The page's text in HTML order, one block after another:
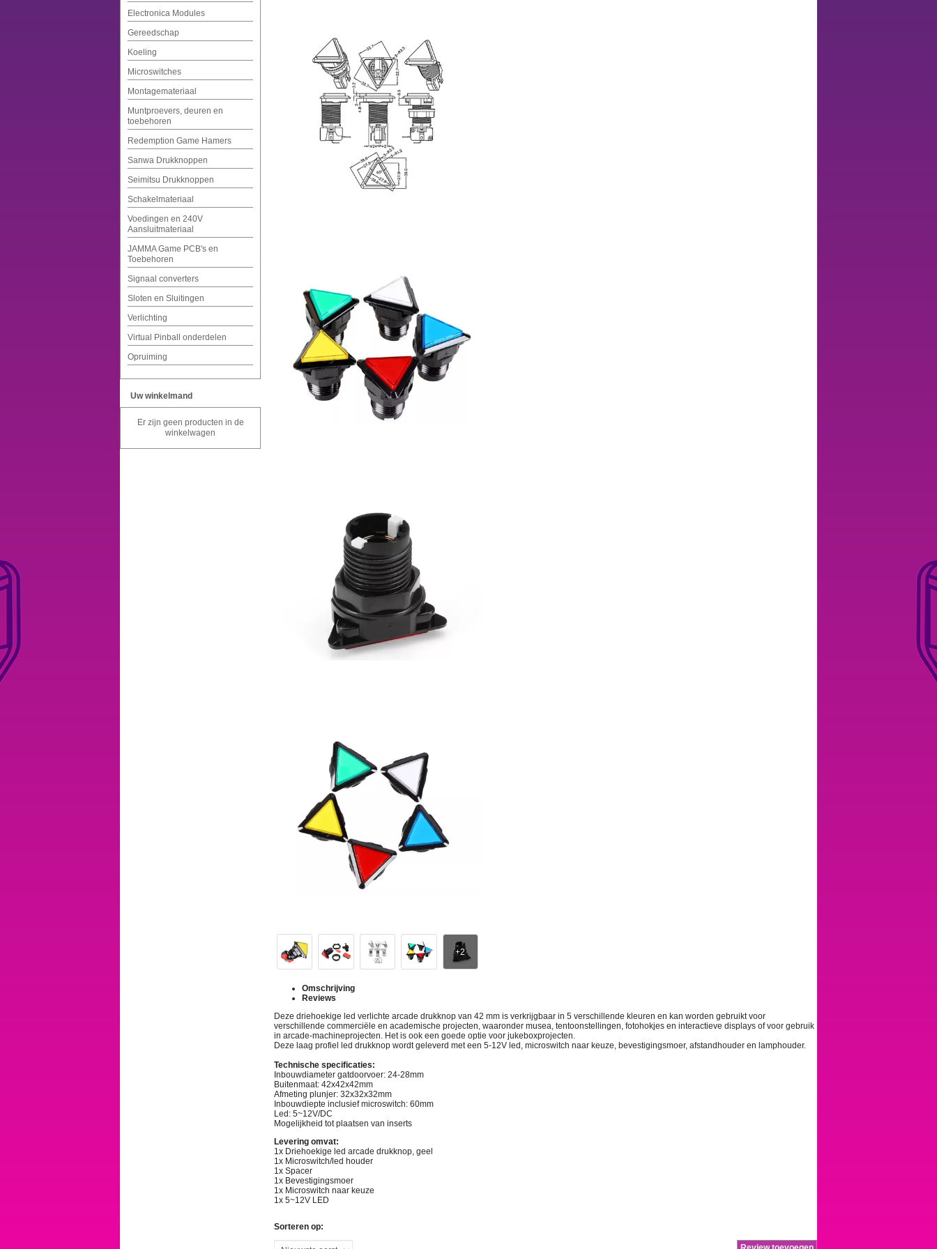
Electronica Modules
Gereedschap
Koeling
Microswitches
Montagemateriaal
Muntproevers, deuren en
toebehoren
Redemption Game Hamers
Sanwa Drukknoppen
Seimitsu Drukknoppen
Schakelmateriaal
Voedingen en 240V
Aansluitmateriaal
JAMMA Game PCB's en
Toebehoren
Signaal converters
Sloten en Sluitingen
Verlichting
Virtual Pinball onderdelen
Opruiming
Uw winkelmand
Er zijn geen producten in de
winkelwagen
Omschrijving
Reviews
Deze driehoekige led verlichte arcade drukknop van 42 mm is verkrijgbaar in 5 verschillende kleuren en kan worden gebruikt voor
verschillende commerciële en academische projecten, waaronder musea, tentoonstellingen, fotohokjes en interactieve displays of voor gebruik
in arcade-machineprojecten. Het is ook een goede optie voor jukeboxprojecten.
Deze laag profiel led drukknop wordt geleverd met een 5-12V led, microswitch naar keuze, bevestigingsmoer, afstandhouder en lamphouder.
Technische specificaties:
Inbouwdiameter gatdoorvoer: 24-28mm
Buitenmaat: 42x42x42mm
Afmeting plunjer: 32x32x32mm
Inbouwdiepte inclusief microswitch: 60mm
Led: 5~12V/DC
Mogelijkheid tot plaatsen van inserts
Levering omvat:
1x Driehoekige led arcade drukknop, geel
1x Microswitch/led houder
1x Spacer
1x Bevestigingsmoer
1x Microswitch naar keuze
1x 5~12V LED
Sorteren op: